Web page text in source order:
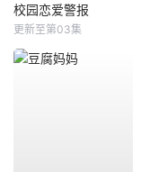
校园恋爱警报
更新至第03集